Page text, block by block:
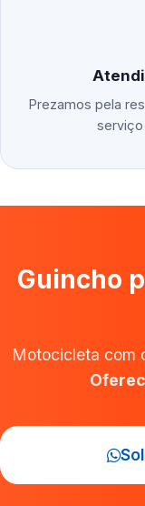
Prezamos pela
serviço
Guincho
Motocicleta com